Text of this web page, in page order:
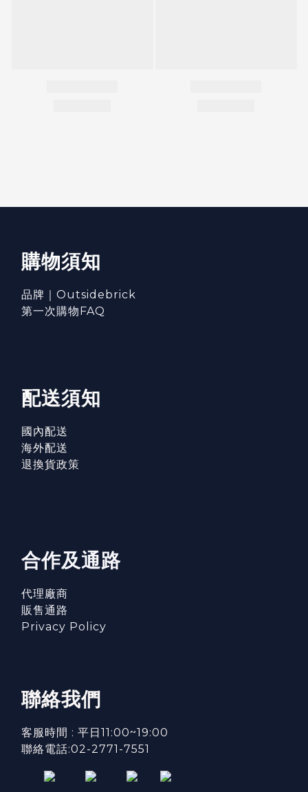
購物須知
品牌｜Outsidebrick
第一次購物FAQ
配送須知
國內配送
海外配送
退換貨政策
合作及通路
代理廠商
販售通路
Privacy Policy
聯絡我們
客服時間 : 平日11:00~19:00
聯絡電話:02-2771-7551